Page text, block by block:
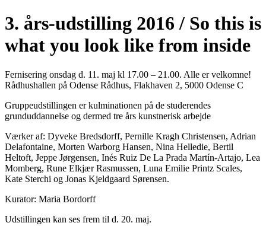
3. års-udstilling 2016 / So this is
what you look like from inside
Fernisering onsdag d. 11. maj kl 17.00 – 21.00. Alle er velkomne!
Rådhushallen på Odense Rådhus, Flakhaven 2, 5000 Odense C
Gruppeudstillingen er kulminationen på de studerendes
grunduddannelse og dermed tre års kunstnerisk arbejde
Værker af: Dyveke Bredsdorff, Pernille Kragh Christensen, Adrian
Delafontaine, Morten Warborg Hansen, Nina Helledie, Bertil
Heltoft, Jeppe Jørgensen, Inés Ruiz De La Prada Martín-Artajo, Lea
Momberg, Rune Elkjær Rasmussen, Luna Emilie Printz Scales,
Kate Sterchi og Jonas Kjeldgaard Sørensen.
Kurator: Maria Bordorff
Udstillingen kan ses frem til d. 20. maj.